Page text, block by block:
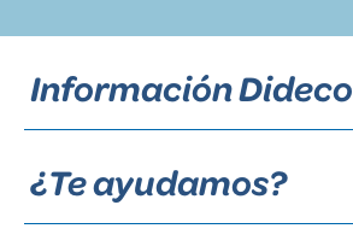
Información Dideco
¿Te ayudamos?